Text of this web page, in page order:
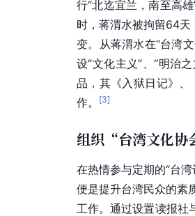
行“北迄宜兰，南至高
时，蒋渭水被拘留64天
变。从蒋渭水在“台湾
设“文化主义”、“明治
品，其《入狱日记》
作。
[3]
组织“台湾文化协
在热情参与定期的“台
便是提升台湾民众的素
工作。通过设置读报社